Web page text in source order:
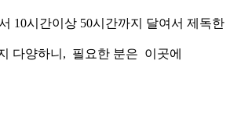
10시간이상 50시간까지 달여서 제독한
다양하니, 필요한 분은 이곳에